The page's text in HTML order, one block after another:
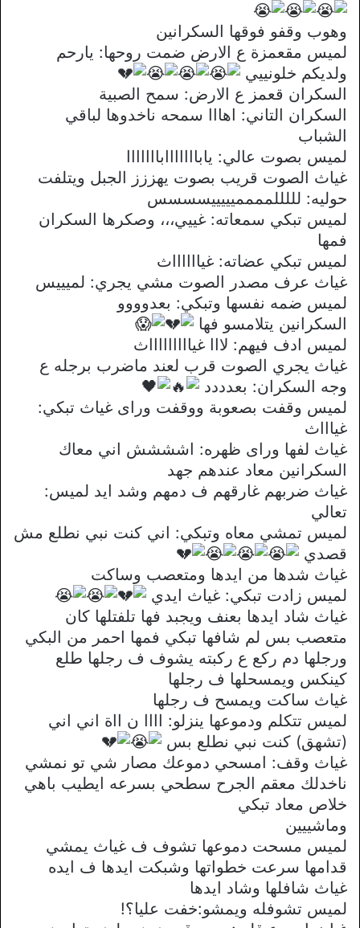
وهوب وقفو فوقها السكرانين
لميس مقعمزة ع الارض ضمت روحها: يارحم
ولديكم خلونييي
السكران قعمز ع الارض: سمح الصبية
السكران التاني: اهااا سمحه ناخدوها لباقي
الشباب
لميس بصوت عالي: يابااااااابااااااا
غياث الصوت قريب بصوت يهززز الجبل ويتلفت
حوليه: لللللمممميييييسسسس
لميس تبكي سمعاته: غييي،،، وصكرها السكران
فمها
لميس تبكي عضاته: غيااااااث
غياث عرف مصدر الصوت مشي يجري: لميييس
لميس ضمه نفسها وتبكي: بعدوووو
السكرانين يتلامسو فها
لميس ادف فيهم: لااا غياااااااااث
غياث يجري الصوت قرب لعند ماضرب برجله ع
وجه السكران: بعدددد
لميس وقفت بصعوبة ووقفت وراى غياث تبكي:
غياااث
غياث لفها وراى ظهره: اشششش اني معاك
السكرانين معاد عندهم جهد
غياث ضربهم غارقهم ف دمهم وشد ايد لميس:
تعالي
لميس تمشي معاه وتبكي: اني كنت نبي نطلع مش
قصدي
غياث شدها من ايدها ومتعصب وساكت
لميس زادت تبكي: غياث ايدي
غياث شاد ايدها بعنف ويجبد فها تلفتلها كان
متعصب بس لم شافها تبكي فمها احمر من البكي
ورجلها دم ركع ع ركبته يشوف ف رجلها طلع
كينكس ويمسحلها ف رجلها
غياث ساكت ويمسح ف رجلها
لميس تتكلم ودموعها ينزلو: اااا ن ااة اني اني
(تشهق) كنت نبي نطلع بس
غياث وقف: امسحي دموعك مصار شي تو نمشي
ناخدلك معقم الجرح سطحي بسرعه ايطيب باهي
خلاص معاد تبكي
وماشييين
لميس مسحت دموعها تشوف ف غياث يمشي
قدامها سرعت خطواتها وشبكت ايدها ف ايده
غياث شافلها وشاد ايدها
لميس تشوفله ويمشو:خفت عليا؟!